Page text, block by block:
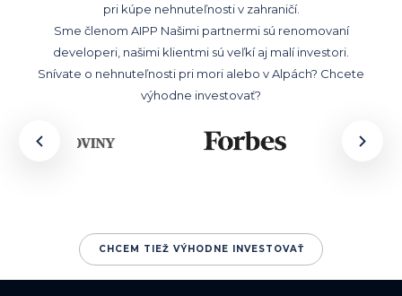
pri kúpe nehnuteľnosti v zahraničí.
Sme členom AIPP Našimi partnermi sú renomovaní
developeri, našimi klientmi sú veľkí aj malí investori.
Snívate o nehnuteľnosti pri mori alebo v Alpách? Chcete
výhodne investovať?
CHCEM TIEŽ VÝHODNE INVESTOVAŤ